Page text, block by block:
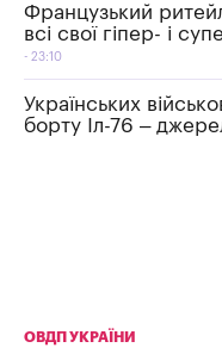
Французький
всі свої гіпер- і
23:10
Українських
борту Іл-76 –
ОВДП УКРАЇНИ